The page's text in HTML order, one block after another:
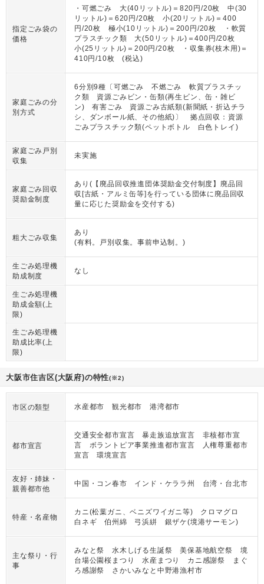
指定ごみ袋の
価格
・可燃ごみ 大(40リットル)＝820円/20枚 中(30
リットル)＝620円/20枚 小(20リットル)＝400
円/20枚 極小(10リットル)＝200円/20枚 ・軟質
プラスチック類 大(50リットル)＝400円/20枚
小(25リットル)＝200円/20枚 ・収集券(枝木用)＝
410円/10枚 (税込)
家庭ごみの分
別方式
6分別9種〔可燃ごみ 不燃ごみ 軟質プラスチッ
ク類 資源ごみビン・缶類(再生ビン、缶・雑ビ
ン) 有害ごみ 資源ごみ古紙類(新聞紙・折込チラ
シ、ダンボール紙、その他紙)〕 拠点回収：資源
ごみプラスチック類(ペットボトル 白色トレイ)
家庭ごみ戸別
収集
未実施
家庭ごみ回収
奨励金制度
あり(【廃品回収推進団体奨励金交付制度】廃品回
収[古紙・アルミ缶等]を行っている団体に廃品回収
量に応じた奨励金を交付する)
粗大ごみ収集
あり
(有料。戸別収集。事前申込制。)
生ごみ処理機
助成制度
なし
生ごみ処理機
助成金額(上
限)
生ごみ処理機
助成比率(上
限)
大阪市住吉区(大阪府)の特性(※2)
市区の類型 水産都市 観光都市 港湾都市
都市宣言
交通安全都市宣言 暴走族追放宣言 非核都市宣
言 ボラントピア事業推進都市宣言 人権尊重都市
宣言 環境宣言
友好・姉妹・
親善都市他
中国・コン春市 インド・ケララ州 台湾・台北市
特産・名産物
カニ(松葉ガニ、ベニズワイガニ等) クロマグロ
白ネギ 伯州綿 弓浜絣 銀ザケ(境港サーモン)
主な祭り・行
事
みなと祭 水木しげる生誕祭 美保基地航空祭 境
台場公園桜まつり 水産まつり カニ感謝祭 まぐ
ろ感謝祭 さかいみなと中野港漁村市